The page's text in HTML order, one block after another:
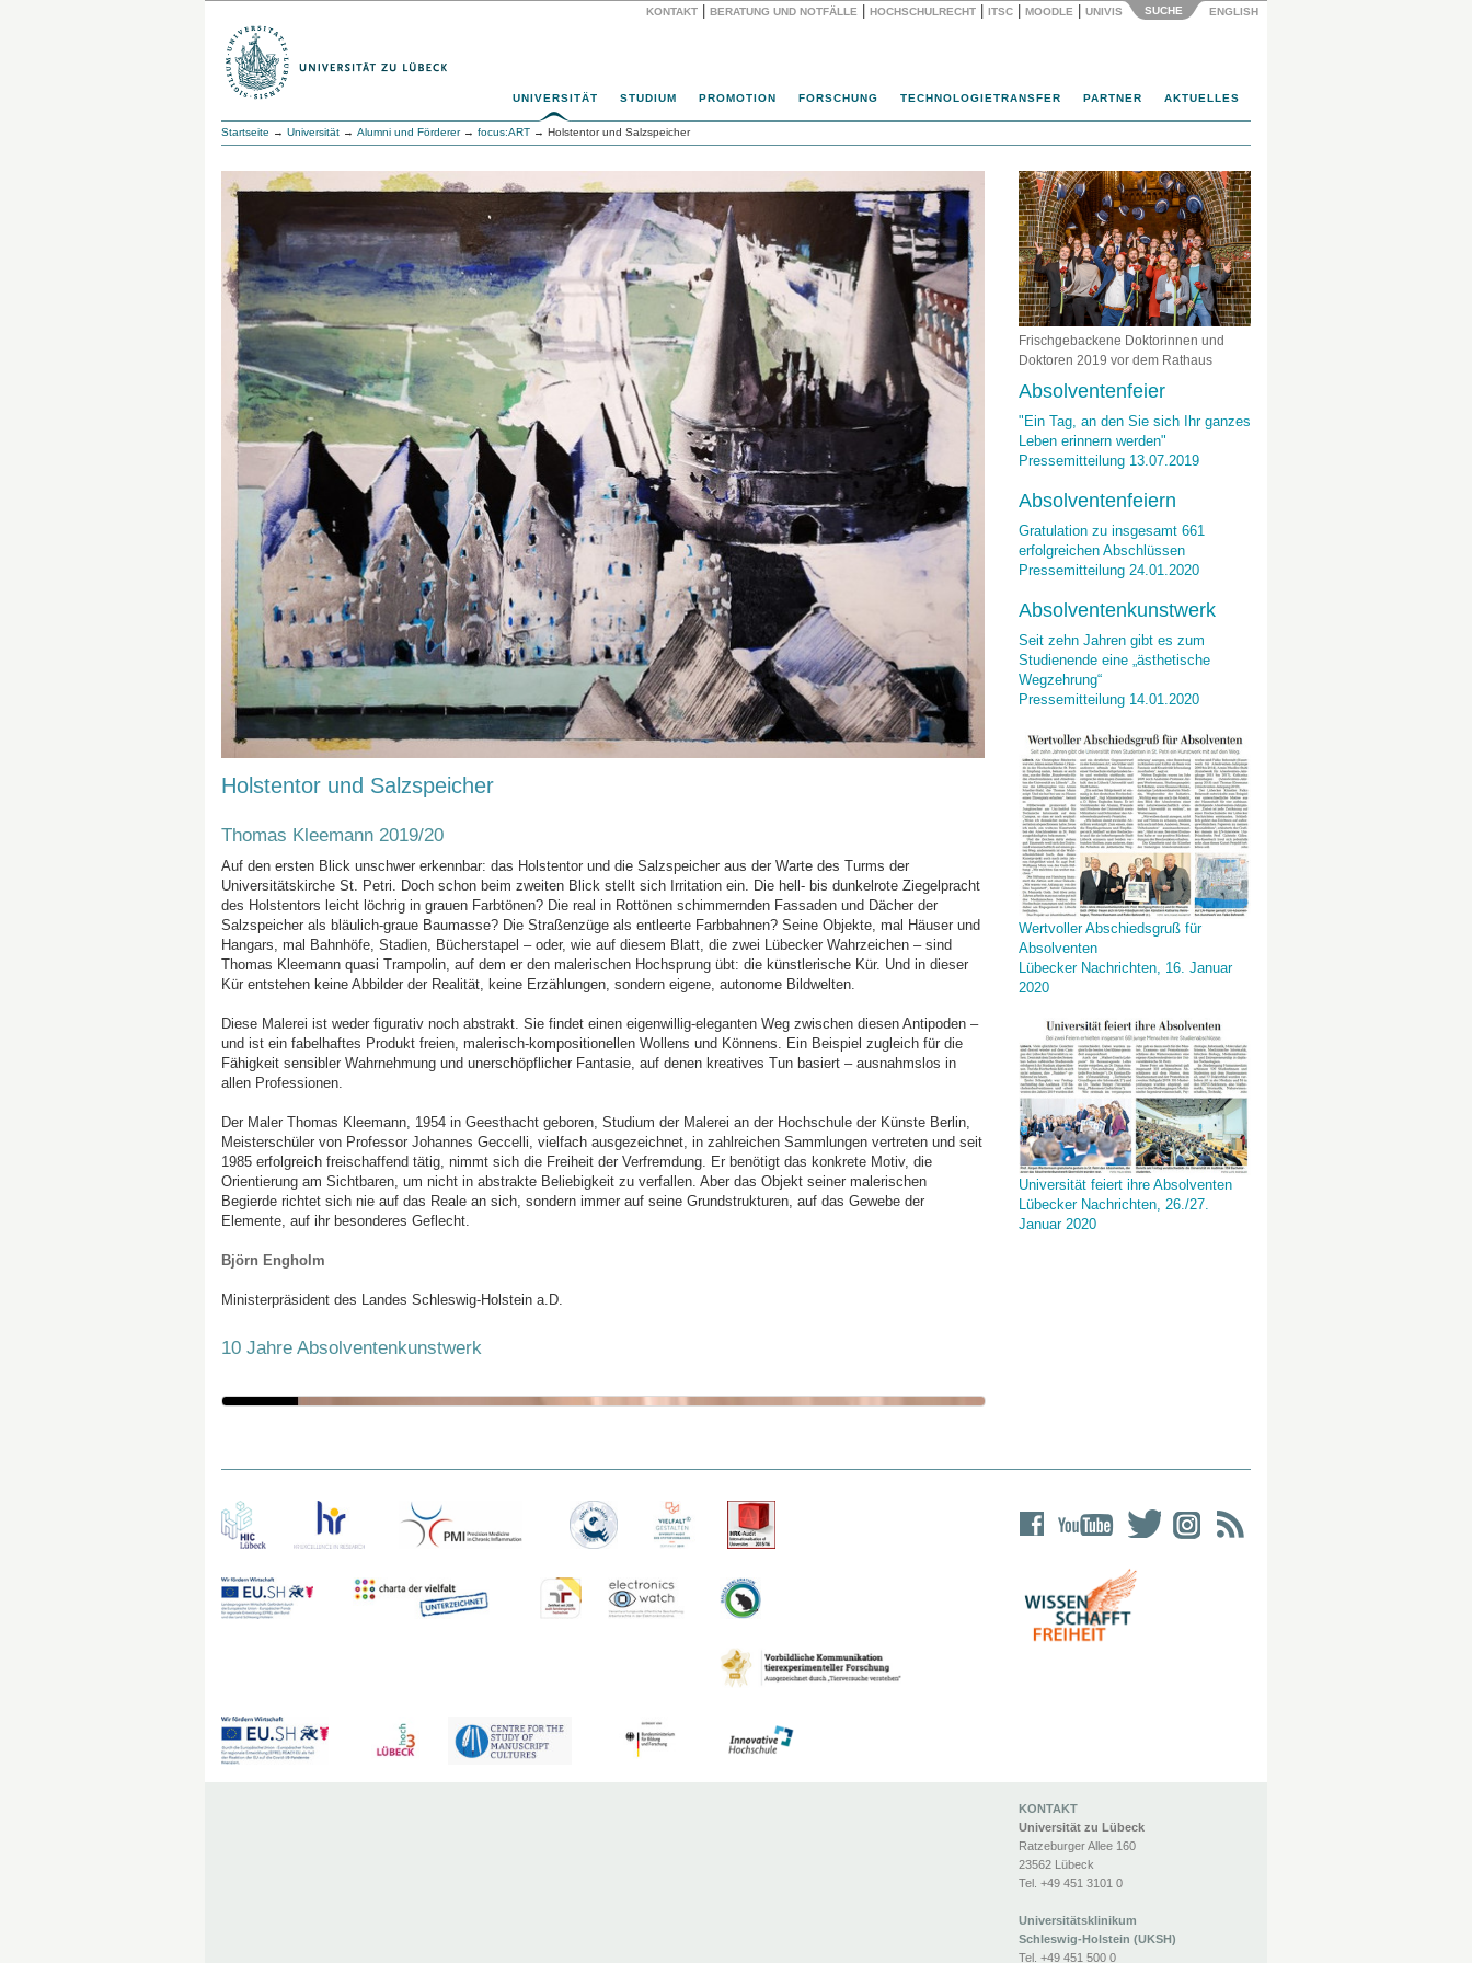
KONTAKT BERATUNG UND NOTFÄLLE HOCHSCHULRECHT ITSC MOODLE UNIVIS SUCHE ENGLISH
UNIVERSITÄT STUDIUM PROMOTION FORSCHUNG TECHNOLOGIETRANSFER PARTNER AKTUELLES
Startseite → Universität → Alumni und Förderer→ focus:ART → Holstentor und Salzspeicher
Holstentor und Salzspeicher
Thomas Kleemann 2019/20
Auf den ersten Blick unschwer erkennbar: das Holstentor und die Salzspeicher aus der Warte des Turms der
Universitätskirche St. Petri. Doch schon beim zweiten Blick stellt sich Irritation ein. Die hell- bis dunkelrote Ziegelpracht
des Holstentors leicht löchrig in grauen Farbtönen? Die real in Rottönen schimmernden Fassaden und Dächer der
Salzspeicher als bläulich-graue Baumasse? Die Straßenzüge als entleerte Farbbahnen? Seine Objekte, mal Häuser und
Hangars, mal Bahnhöfe, Stadien, Bücherstapel – oder, wie auf diesem Blatt, die zwei Lübecker Wahrzeichen – sind
Thomas Kleemann quasi Trampolin, auf dem er den malerischen Hochsprung übt: die künstlerische Kür. Und in dieser
Kür entstehen keine Abbilder der Realität, keine Erzählungen, sondern eigene, autonome Bildwelten.
Diese Malerei ist weder figurativ noch abstrakt. Sie findet einen eigenwillig-eleganten Weg zwischen diesen Antipoden –
und ist ein fabelhaftes Produkt freien, malerisch-kompositionellen Wollens und Könnens. Ein Beispiel zugleich für die
Fähigkeit sensibler Wahrnehmung und unerschöpflicher Fantasie, auf denen kreatives Tun basiert – ausnahmslos in
allen Professionen.
Der Maler Thomas Kleemann, 1954 in Geesthacht geboren, Studium der Malerei an der Hochschule der Künste Berlin,
Meisterschüler von Professor Johannes Geccelli, vielfach ausgezeichnet, in zahlreichen Sammlungen vertreten und seit
1985 erfolgreich freischaffend tätig, nimmt sich die Freiheit der Verfremdung. Er benötigt das konkrete Motiv, die
Orientierung am Sichtbaren, um nicht in abstrakte Beliebigkeit zu verfallen. Aber das Objekt seiner malerischen
Begierde richtet sich nie auf das Reale an sich, sondern immer auf seine Grundstrukturen, auf das Gewebe der
Elemente, auf ihr besonderes Geflecht.
Björn Engholm
Ministerpräsident des Landes Schleswig-Holstein a.D.
10 Jahre Absolventenkunstwerk
Frischgebackene Doktorinnen und
Doktoren 2019 vor dem Rathaus
Absolventenfeier
"Ein Tag, an den Sie sich Ihr ganzes
Leben erinnern werden"
Pressemitteilung 13.07.2019
Absolventenfeiern
Gratulation zu insgesamt 661
erfolgreichen Abschlüssen
Pressemitteilung 24.01.2020
Absolventenkunstwerk
Seit zehn Jahren gibt es zum
Studienende eine „ästhetische
Wegzehrung“
Pressemitteilung 14.01.2020
Wertvoller Abschiedsgruß für
Absolventen
Lübecker Nachrichten, 16. Januar
2020
Universität feiert ihre Absolventen
Lübecker Nachrichten, 26./27.
Januar 2020
KONTAKT
Universität zu Lübeck
Ratzeburger Allee 160
23562 Lübeck
Tel. +49 451 3101 0
Universitätsklinikum
Schleswig-Holstein (UKSH)
Tel. +49 451 500 0